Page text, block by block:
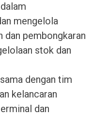
mengelola
dan pembongkaran
stok dan
dengan tim
kelancaran
dan